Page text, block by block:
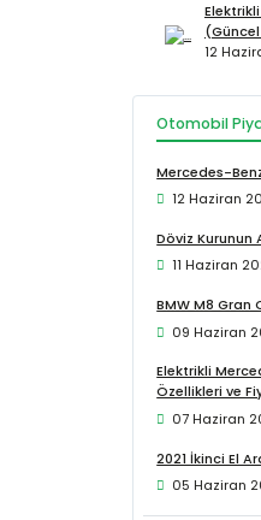
12
Otomobil
Mercedes-
12 Haziran
Döviz Kurunun
11 Haziran
BMW M8 Gran
09 Haziran
Elektrikli
Özellikleri ve
07 Haziran
2021 İkinci El
05 Haziran